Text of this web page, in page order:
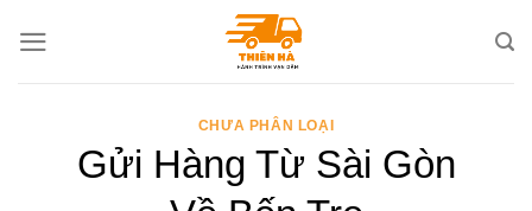
CHƯA PHÂN LOẠI
Gửi Hàng Từ Sài Gòn